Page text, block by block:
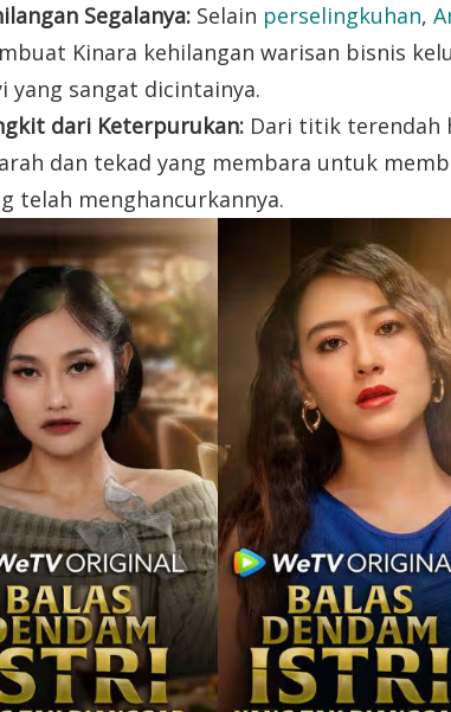
Segalanya: Selain perselingkuhan,
Kinara kehilangan warisan bisnis
yang sangat dicintainya.
dari Keterpurukan: Dari titik terendah
dan tekad yang membara untuk
telah menghancurkannya.